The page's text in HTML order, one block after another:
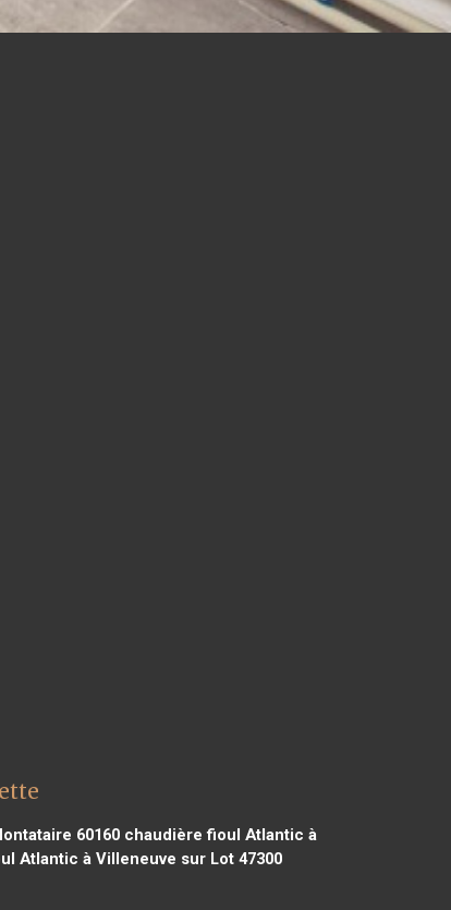
60160chaudière fioul Atlantic à
Atlantic à Villeneuve sur Lot 47300